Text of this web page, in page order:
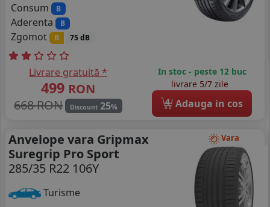
Consum
B
Aderenta B
Zgomot B 75 dB
Livrare gratuită *
499 RON
668 RON
Discount 25%
In stoc - peste 12 buc
livrare 5/7 zile
4 Adauga in cos
Vara
Anvelope vara Gripmax
Suregrip Pro Sport
285/35 R22 106Y
Turisme